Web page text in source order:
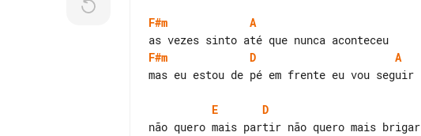
F#m
A
F#m
D
A
mas eu estou de pé em frente eu vou seguir
E
D